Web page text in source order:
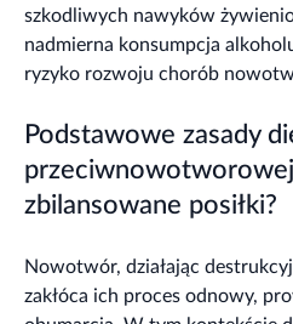
szkodliwych nawyków
nadmierna konsumpcja
ryzyko rozwoju chorób
Podstawowe zasady
zbilansowane posiłki?
Nowotwór, działając
zakłóca ich proces odnowy,